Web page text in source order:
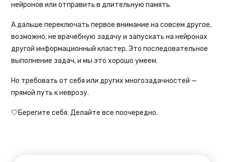
нейронов или отправить в длительную память.
А дальше переключать первое внимание на совсем другое,
возможно, не врачебную задачу и запускать на нейронах
другой информационный кластер. Это последовательное
выполнение задач, и мы это хорошо умеем.
Но требовать от себя или других многозадачностей —
прямой путь к неврозу.
🤍Берегите себя. Делайте все поочередно.